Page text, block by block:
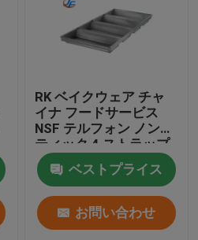
RK ベイクウェア チャ
イナ フードサービス
NSF テルフォン ノンス
ティック 4 ストラップ
アルミメッキ プルマン
ローフ パン / スチール
ハース パン パン
ベストプライス
お問い合わせ